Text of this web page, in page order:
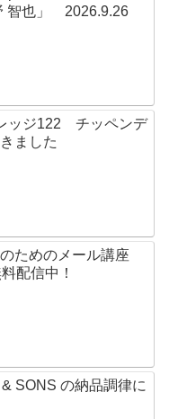
智也」 2026.9.26
ッジ122 チッペンデ
ました
ためのメール講座
配信中！
SONS の納品調律に